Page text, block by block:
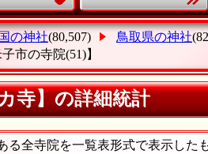
の神社(80,507) 鳥取県の神社
子市の寺院(51)】
寺】の詳細統計
全寺院を一覧表形式で表示した